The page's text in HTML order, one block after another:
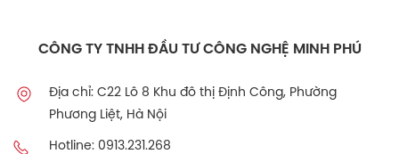
CÔNG TY TNHH ĐẦU TƯ CÔNG NGHỆ MINH PHÚ
Địa chỉ: C22 Lô 8 Khu đô thị Định Công, Phường
Phương Liệt, Hà Nội
Hotline: 0913.231.268